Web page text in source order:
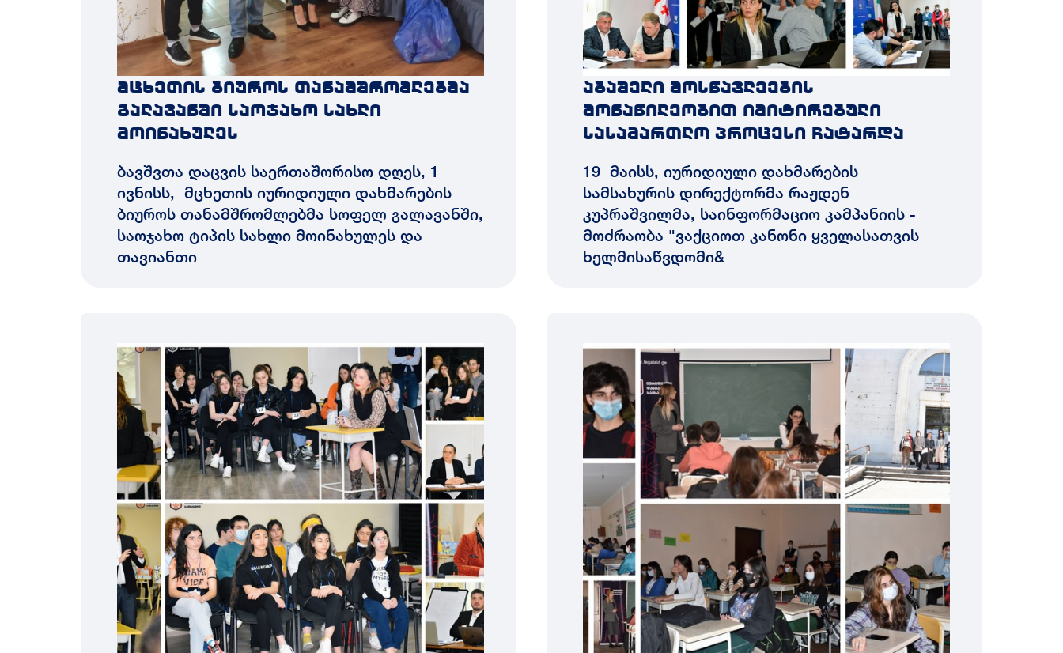
მცხეთის ბიუროს თანამშრომლებმა
გალავანში საოჯახო სახლი
მოინახულეს
ბავშვთა დაცვის საერთაშორისო დღეს, 1
ივნისს, მცხეთის იურიდიული დახმარების
ბიუროს თანამშრომლებმა სოფელ გალავანში,
საოჯახო ტიპის სახლი მოინახულეს და
თავიანთი
აბაშელი მოსწავლეების
მონაწილეობით იმიტირებული
სასამართლო პროცესი ჩატარდა
19 მაისს, იურიდიული დახმარების
სამსახურის დირექტორმა რაჟდენ
კუპრაშვილმა, საინფორმაციო კამპანიის -
მოძრაობა "ვაქციოთ კანონი ყველასათვის
ხელმისაწვდომი&